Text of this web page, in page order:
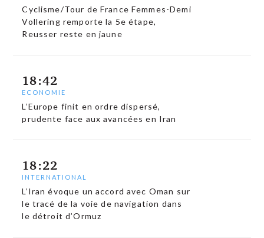
Cyclisme/Tour de France Femmes-Demi
Vollering remporte la 5e étape,
Reusser reste en jaune
18:42
ECONOMIE
L’Europe finit en ordre dispersé,
prudente face aux avancées en Iran
18:22
INTERNATIONAL
L’Iran évoque un accord avec Oman sur
le tracé de la voie de navigation dans
le détroit d’Ormuz